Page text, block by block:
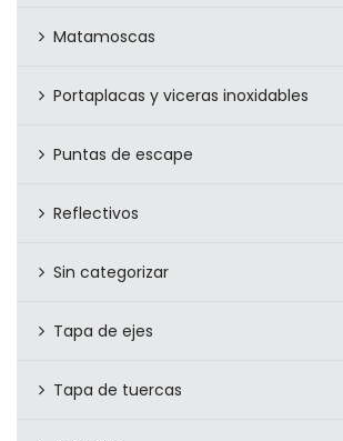
Matamoscas
Portaplacas y viceras inoxidables
Puntas de escape
Reflectivos
Sin categorizar
Tapa de ejes
Tapa de tuercas